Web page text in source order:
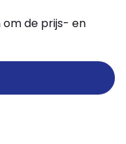
om de prijs- en